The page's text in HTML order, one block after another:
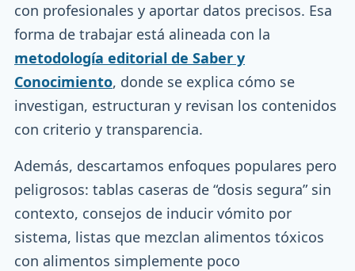
con profesionales y aportar datos precisos. Esa
forma de trabajar está alineada con la
metodología editorial de Saber y
Conocimiento, donde se explica cómo se
investigan, estructuran y revisan los contenidos
con criterio y transparencia.
Además, descartamos enfoques populares pero
peligrosos: tablas caseras de “dosis segura” sin
contexto, consejos de inducir vómito por
sistema, listas que mezclan alimentos tóxicos
con alimentos simplemente poco